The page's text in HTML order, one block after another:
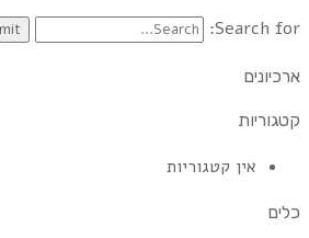
Search for:
ארכיונים
קטגוריות
אין קטגוריות
כלים